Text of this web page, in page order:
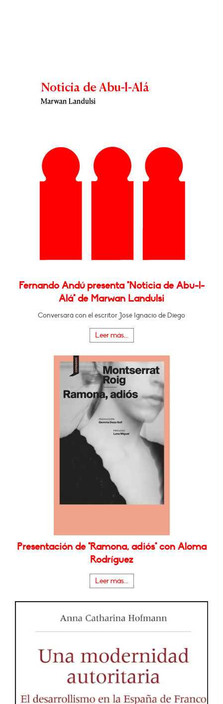
Fernando Andú presenta "Noticia de Abu-l-
Alá" de Marwan Landulsi
Conversará con el escritor José Ignacio de Diego
Leer más...
Presentación de "Ramona, adiós" con Aloma
Rodríguez
Leer más...